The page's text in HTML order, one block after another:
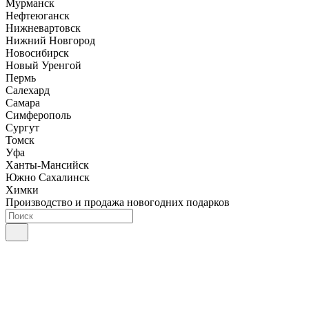
Мурманск
Нефтеюганск
Нижневартовск
Нижний Новгород
Новосибирск
Новый Уренгой
Пермь
Салехард
Самара
Симферополь
Сургут
Томск
Уфа
Ханты-Мансийск
Южно Сахалинск
Химки
Производство и продажа новогодних подарков